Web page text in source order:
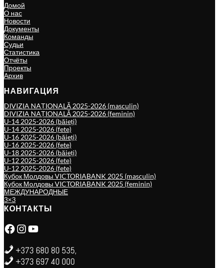
Домой
О нас
Новости
Документы
Команды
Судьи
Статистика
Отчёты
Проекты
Архив
НАВИГАЦИЯ
DIVIZIA NAȚIONALĂ 2025-2026 (masculin)
DIVIZIA NAȚIONALĂ 2025-2026 (feminin)
U-14 2025-2026 (băieți)
U-14 2025-2026 (fete)
U-16 2025-2026 (băieți)
U-16 2025-2026 (fete)
U-18 2025-2026 (băieți)
U-12 2025-2026 (fete)
U-12 2025-2026 (fete)
Кубок Молдовы VICTORIABANK 2025 (masculin)
Кубок Молдовы VICTORIABANK 2025 (feminin)
МЕЖДУНАРОДНЫЕ
3×3
КОНТАКТЫ
Facebook Instagram YouTube
+373 680 80 535,
+373 697 40 000